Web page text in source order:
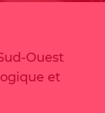
Ouest
et